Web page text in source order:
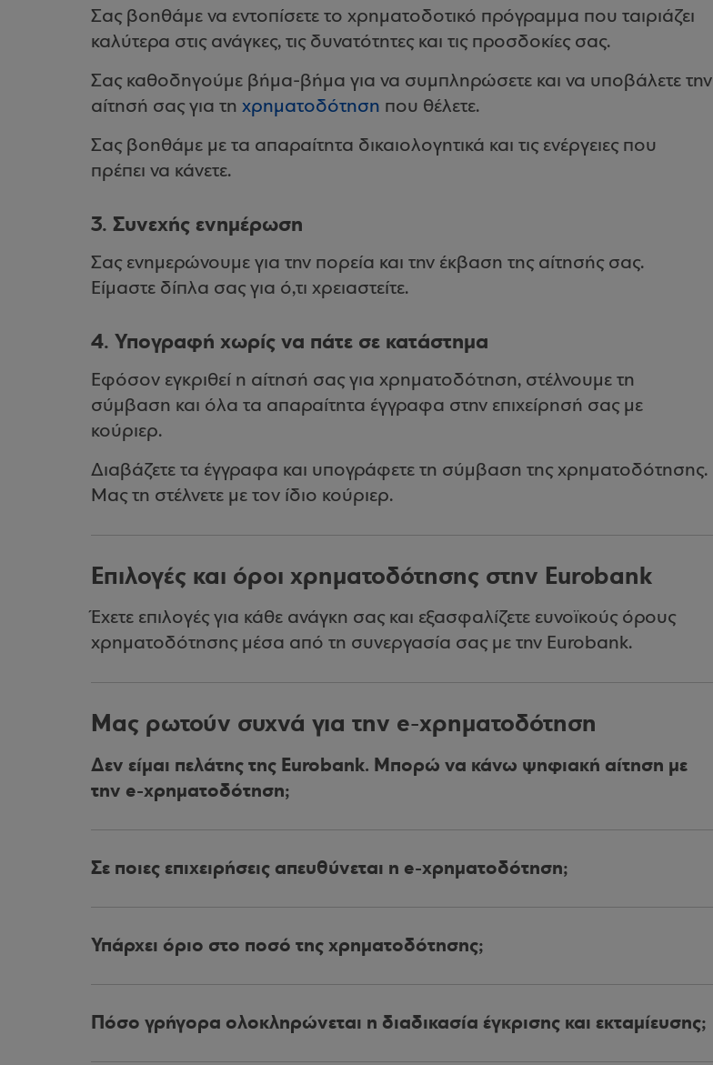
Σας βοηθάμε να εντοπίσετε το χρηματοδοτικό πρόγραμμα που ταιριάζει
καλύτερα στις ανάγκες, τις δυνατότητες και τις προσδοκίες σας.
Σας καθοδηγούμε βήμα-βήμα για να συμπληρώσετε και να υποβάλετε την
αίτησή σας για τη χρηματοδότηση που θέλετε.
Σας βοηθάμε με τα απαραίτητα δικαιολογητικά και τις ενέργειες που
πρέπει να κάνετε.
3. Συνεχής ενημέρωση
Σας ενημερώνουμε για την πορεία και την έκβαση της αίτησής σας.
Είμαστε δίπλα σας για ό,τι χρειαστείτε.
4. Υπογραφή χωρίς να πάτε σε κατάστημα
Εφόσον εγκριθεί η αίτησή σας για χρηματοδότηση, στέλνουμε τη
σύμβαση και όλα τα απαραίτητα έγγραφα στην επιχείρησή σας με
κούριερ.
Διαβάζετε τα έγγραφα και υπογράφετε τη σύμβαση της χρηματοδότησης.
Μας τη στέλνετε με τον ίδιο κούριερ.
Επιλογές και όροι χρηματοδότησης στην Eurobank
Έχετε επιλογές για κάθε ανάγκη σας και εξασφαλίζετε ευνοϊκούς όρους
χρηματοδότησης μέσα από τη συνεργασία σας με την Eurobank.
Μας ρωτούν συχνά για την e-χρηματοδότηση
Δεν είμαι πελάτης της Eurobank. Μπορώ να κάνω ψηφιακή αίτηση με
την e-χρηματοδότηση;
Σε ποιες επιχειρήσεις απευθύνεται η e-χρηματοδότηση;
Υπάρχει όριο στο ποσό της χρηματοδότησης;
Πόσο γρήγορα ολοκληρώνεται η διαδικασία έγκρισης και εκταμίευσης;